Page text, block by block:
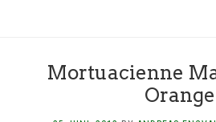
Mortuacienne
Orange